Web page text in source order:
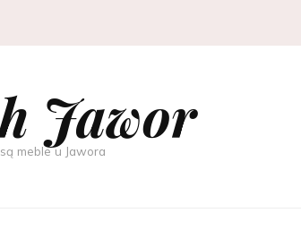
Jawor
meble u Jawora